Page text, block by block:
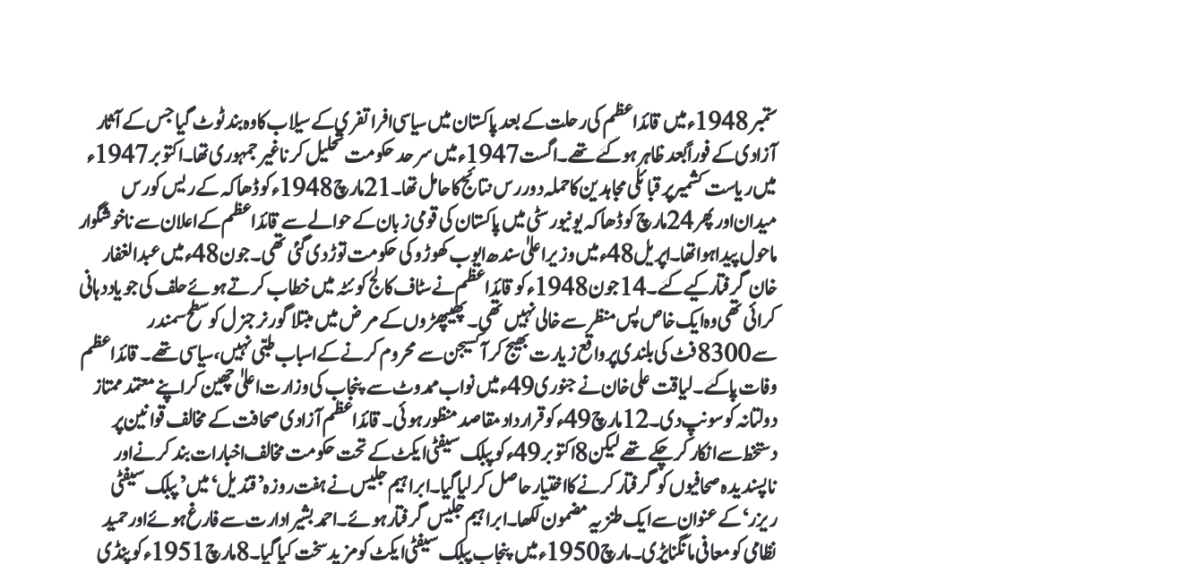
ستمبر 1948ء میں قائداعظم کی رحلت کے بعد پاکستان میں سیاسی افراتفری کے سیلاب کا وہ بند ٹوٹ گیا جس کے آثار
آزادی کے فوراً بعد ظاہر ہو گئے تھے۔ اگست 1947ء میں سرحد حکومت تحلیل کرنا غیر جمہوری تھا۔ اکتوبر 1947ء
میں ریاست کشمیر پر قبائلی مجاہدین کا حملہ دور رس نتائج کا حامل تھا۔ 21 مارچ 1948ء کو ڈھاکہ کے ریس کورس
میدان اور پھر 24 مارچ کو ڈھاکہ یونیورسٹی میں پاکستان کی قومی زبان کے حوالے سے قائداعظم کے اعلان سے ناخوشگوار
ماحول پیدا ہوا تھا۔ اپریل 48ء میں وزیراعلیٰ سندھ ایوب کھوڑو کی حکومت توڑ دی گئی تھی۔ جون 48ء میں عبدالغفار
خان گرفتار کیے گئے۔ 14 جون 1948ء کو قائداعظم نے سٹاف کالج کوئٹہ میں خطاب کرتے ہوئے حلف کی جو یاددہانی
کرائی تھی وہ ایک خاص پس منظر سے خالی نہیں تھی۔ پھیپھڑوں کے مرض میں مبتلا گورنر جنرل کو سطح سمندر
سے 8300 فٹ کی بلندی پر واقع زیارت بھیج کر آکسیجن سے محروم کرنے کے اسباب طبی نہیں، سیاسی تھے۔ قائد اعظم
وفات پا گئے۔ لیاقت علی خان نے جنوری 49ء میں نواب ممدوٹ سے پنجاب کی وزارت اعلیٰ چھین کر اپنے معتمد ممتاز
دولتانہ کو سونپ دی۔ 12مارچ 49ء کو قرارداد مقاصد منظور ہوئی۔ قائداعظم آزادی صحافت کے مخالف قوانین پر
دستخط سے انکار کر چکے تھے لیکن 8 اکتوبر 49ء کو پبلک سیفٹی ایکٹ کے تحت حکومت مخالف اخبارات بند کرنے اور
ناپسندیدہ صحافیوں کو گرفتار کرنے کا اختیار حاصل کر لیا گیا۔ ابراہیم جلیس نے ہفت روزہ ’قندیل‘میں ’پبلک سیفٹی
ریزر‘ کے عنوان سے ایک طنزیہ مضمون لکھا۔ ابراہیم جلیس گرفتار ہوئے۔ احمد بشیر ادارت سے فارغ ہوئے اور حمید
نظامی کو معافی مانگنا پڑی۔ مارچ 1950ء میں پنجاب پبلک سیفٹی ایکٹ کو مزید سخت کیا گیا۔ 8 مارچ 1951ء کو پنڈی